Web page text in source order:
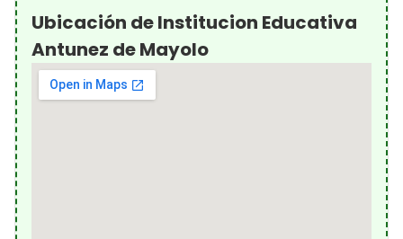
Ubicación de Institucion Educativa
Antunez de Mayolo